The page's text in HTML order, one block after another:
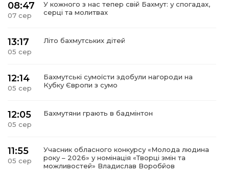
08:47
07 сер
У кожного з нас тепер свій Бахмут: у спогадах,
серці та молитвах
13:17
05 сер
Літо бахмутських дітей
12:14
05 сер
Бахмутські сумоїсти здобули нагороди на
Кубку Європи з сумо
12:05
05 сер
Бахмутяни грають в бадмінтон
11:55
05 сер
Учасник обласного конкурсу «Молода людина
року – 2026» у номінація «Творці змін та
можливостей» Владислав Воробйов